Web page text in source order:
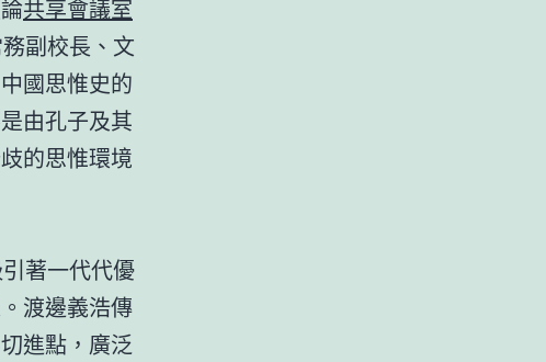
共享會議室
副校長、文
國思惟史的
由孔子及其
的思惟環境
著一代代優
渡邊義浩傳
進點，廣泛